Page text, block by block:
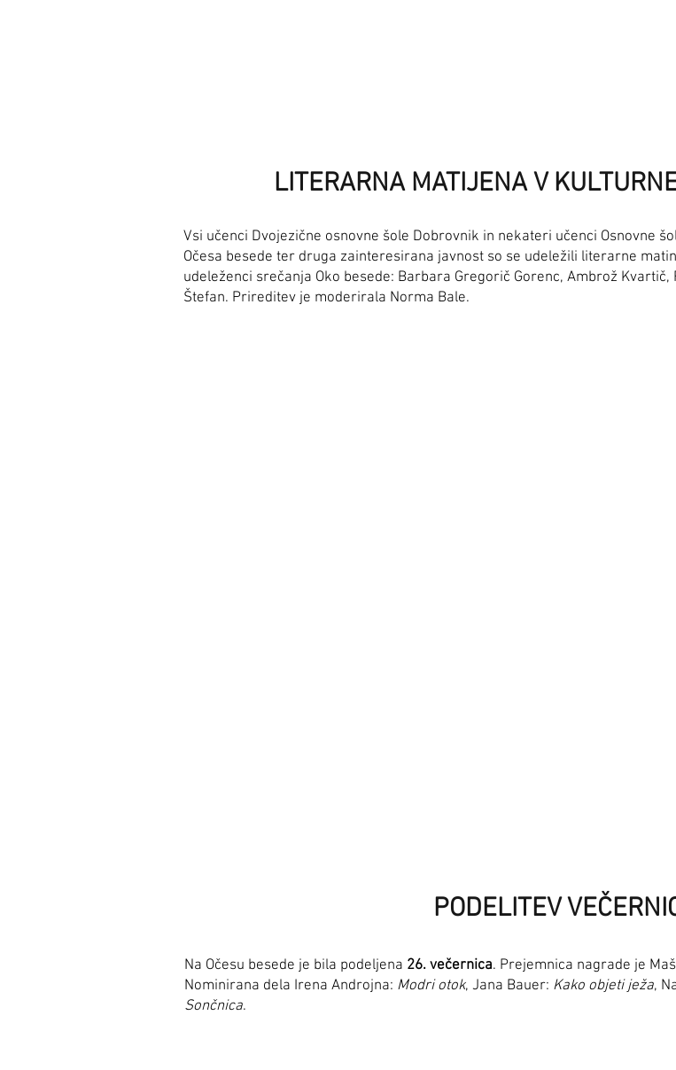
LITERARNA MATIJENA V
Vsi učenci Dvojezične osnovne šole Dobrovnik in nekateri učenci Osnovne
Očesa besede ter druga zainteresirana javnost so se udeležili literarne
udeleženci srečanja Oko besede: Barbara Gregorič Gorenc, Ambrož
Štefan. Prireditev je moderirala Norma Bale.
PODELITEV
Na Očesu besede je bila podeljena 26. večernica. Prejemnica nagrade je
Nominirana dela Irena Androjna: Modri otok, Jana Bauer: Kako objeti ježa,
Sončnica.